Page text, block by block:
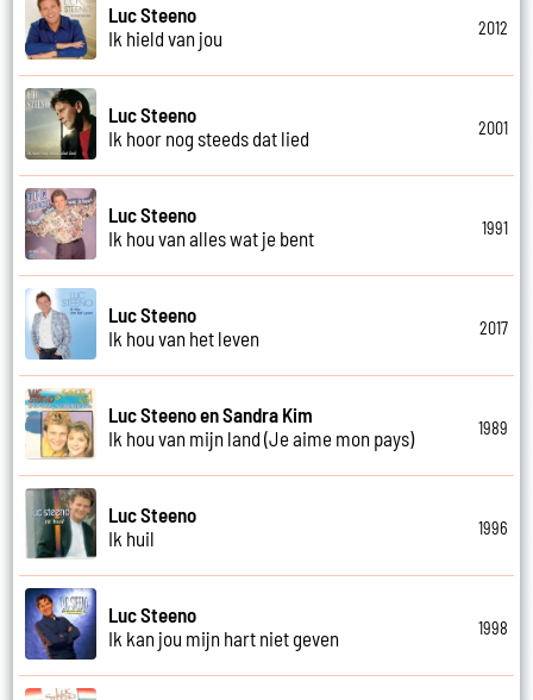
Luc Steeno
Ik hield van jou
2012
Luc Steeno
Ik hoor nog steeds dat lied
2001
Luc Steeno
Ik hou van alles wat je bent
1991
Luc Steeno
Ik hou van het leven
2017
Luc Steeno en Sandra Kim
Ik hou van mijn land (Je aime mon pays)
1989
Luc Steeno
Ik huil
1996
Luc Steeno
Ik kan jou mijn hart niet geven
1998